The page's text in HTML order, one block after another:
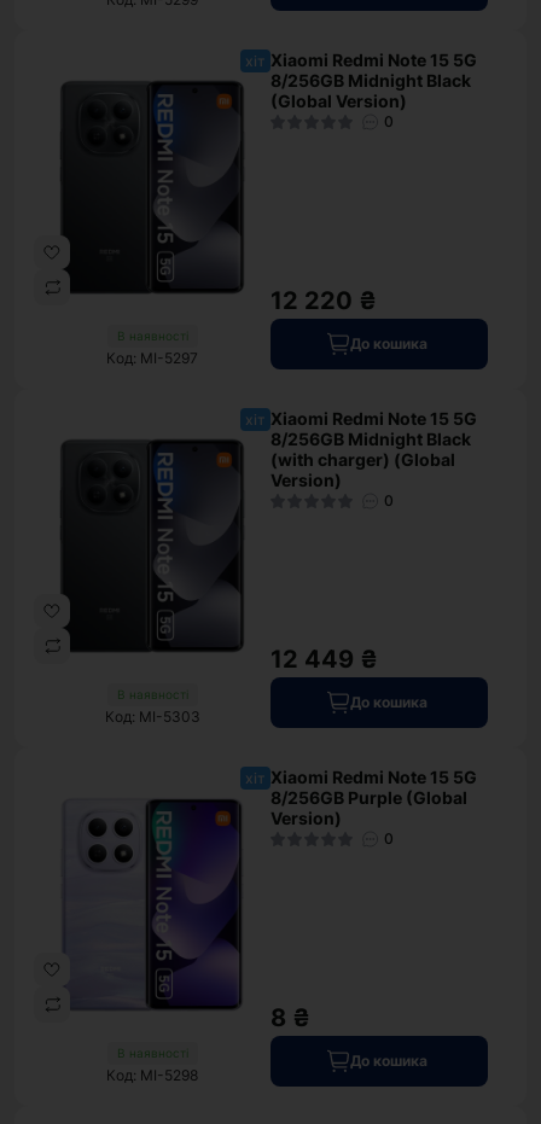
хіт
В наявності
Код: MI-5297
Xiaomi Redmi Note 15 5G
8/256GB Midnight Black
(Global Version)
0
12 220 ₴
До кошика
хіт
В наявності
Код: MI-5303
Xiaomi Redmi Note 15 5G
8/256GB Midnight Black
(with charger) (Global
Version)
0
12 449 ₴
До кошика
хіт
В наявності
Код: MI-5298
Xiaomi Redmi Note 15 5G
8/256GB Purple (Global
Version)
0
8 ₴
До кошика